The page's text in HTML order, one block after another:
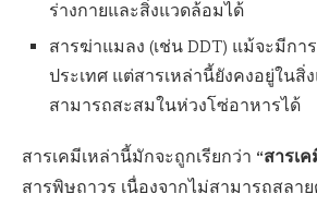
ร่างกายและสิ่งแวดล้อมได้
สารฆ่าแมลง (เช่น DDT) แม้จะมีกา
ประเทศ แต่สารเหล่านี้ยังคงอยู่ในสิ่
สามารถสะสมในห่วงโซ่อาหารได้
สารเคมีเหล่านี้มักจะถูกเรียกว่า “สารเ
สารพิษถาวร เนื่องจากไม่สามารถสลา